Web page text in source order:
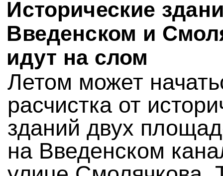
Исторические
Введенском и
идут на слом
Летом может
расчистка от
зданий двух
на Введенском